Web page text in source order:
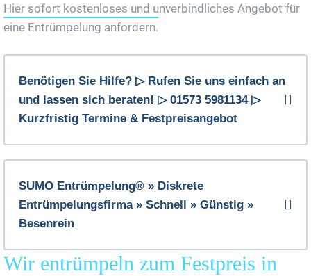
Hier sofort kostenloses und unverbindliches Angebot für
eine Entrümpelung anfordern.
Benötigen Sie Hilfe? ▷ Rufen Sie uns einfach an
und lassen sich beraten! ▷ 01573 5981134 ▷
Kurzfristig Termine & Festpreisangebot
SUMO Entrümpelung® » Diskrete
Entrümpelungsfirma » Schnell » Günstig »
Besenrein
Wir entrümpeln zum Festpreis in